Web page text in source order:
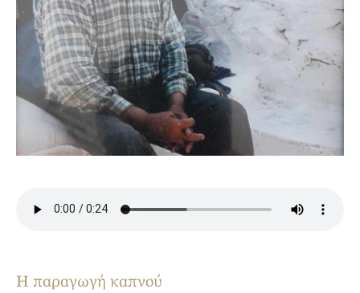
Η παραγωγή καπνού